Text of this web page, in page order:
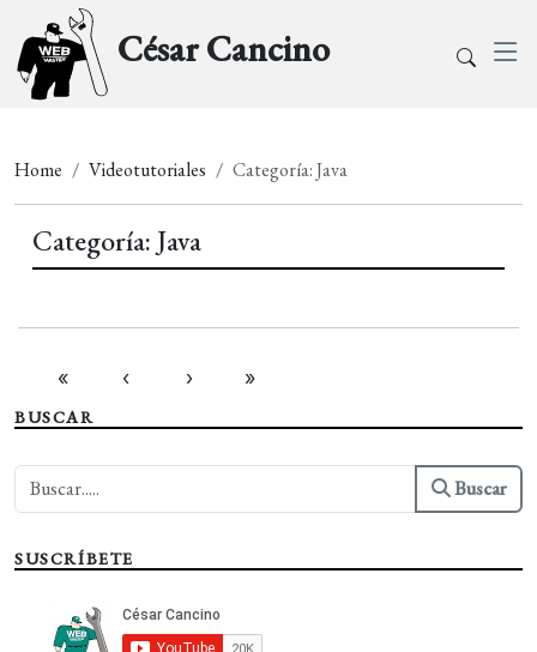
César Cancino
Home Videotutoriales Categoría: Java
Categoría: Java
« ‹ › »
BUSCAR
Buscar
SUSCRÍBETE